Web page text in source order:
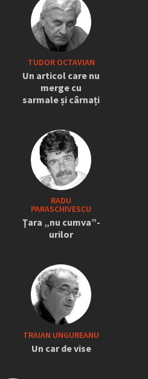
TUDOR OCTAVIAN
Un articol care nu
merge cu
sarmale și cârnați
RADU
PARASCHIVESCU
Ţara „nu cumva”-
urilor
TRAIAN UNGUREANU
Un car de vise